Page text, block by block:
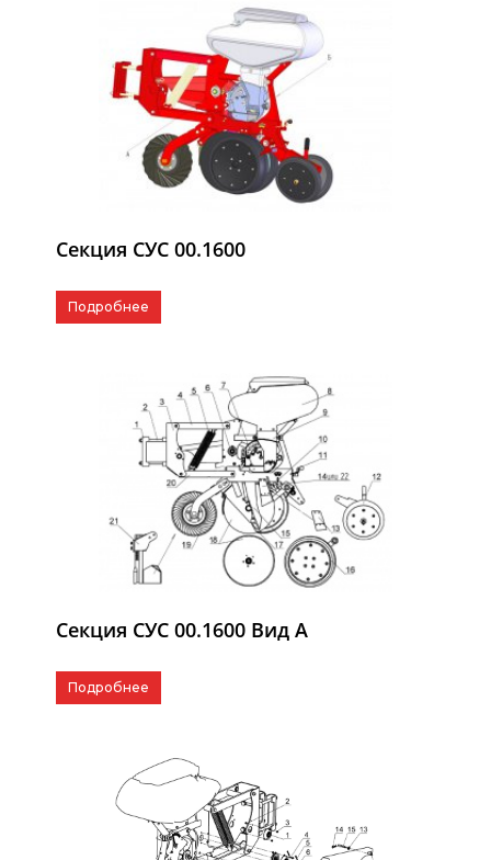
Секция СУС 00.1600
Подробнее
Секция СУС 00.1600 Вид А
Подробнее